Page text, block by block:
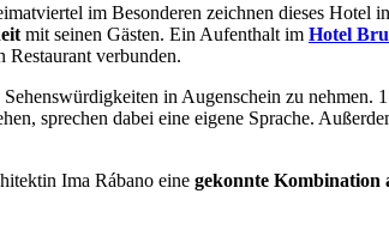
im Besonderen zeichnen dieses Hotel
mit seinen Gästen. Ein Aufenthalt im Hotel
Restaurant verbunden.
in Augenschein zu nehmen.
sprechen dabei eine eigene Sprache.
Ima Rábano eine gekonnte Kombination